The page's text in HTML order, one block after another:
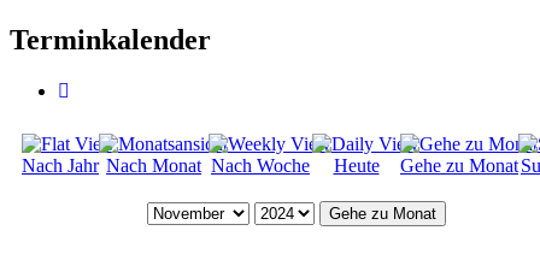
Terminkalender
Nach Jahr Nach Monat Nach Woche Heute Gehe zu Monat
Gehe zu Monat